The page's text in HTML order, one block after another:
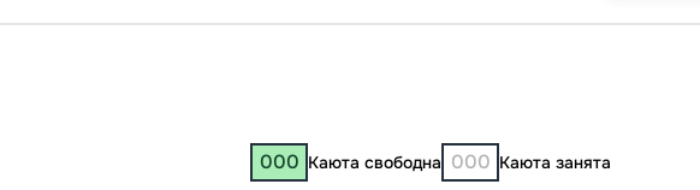
000 Каюта свободна 000 Каюта занята